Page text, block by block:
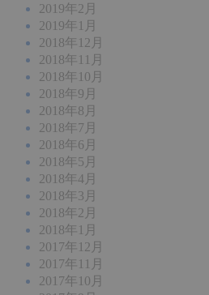
2019年2月
2019年1月
2018年12月
2018年11月
2018年10月
2018年9月
2018年8月
2018年7月
2018年6月
2018年5月
2018年4月
2018年3月
2018年2月
2018年1月
2017年12月
2017年11月
2017年10月